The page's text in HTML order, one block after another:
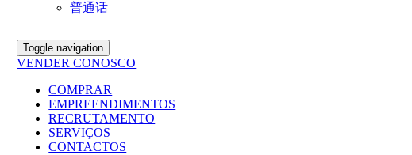
普通话
Toggle navigation
VENDER CONOSCO
COMPRAR
EMPREENDIMENTOS
RECRUTAMENTO
SERVIÇOS
CONTACTOS